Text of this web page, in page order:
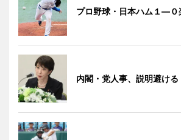
プロ野球・日本ハム１―０
内閣・党人事、説明避ける